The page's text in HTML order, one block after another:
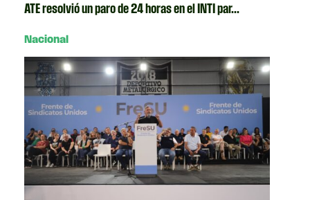
ATE resolvió un paro de 24 horas en el INTI par...
Nacional